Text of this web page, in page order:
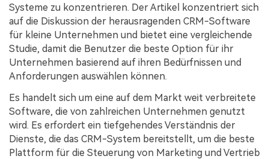
Systeme zu konzentrieren. Der Artikel konzentriert sich
auf die Diskussion der herausragenden CRM-Software
für kleine Unternehmen und bietet eine vergleichende
Studie, damit die Benutzer die beste Option für ihr
Unternehmen basierend auf ihren Bedürfnissen und
Anforderungen auswählen können.
Es handelt sich um eine auf dem Markt weit verbreitete
Software, die von zahlreichen Unternehmen genutzt
wird. Es erfordert ein tiefgehendes Verständnis der
Dienste, die das CRM-System bereitstellt, um die beste
Plattform für die Steuerung von Marketing und Vertrieb